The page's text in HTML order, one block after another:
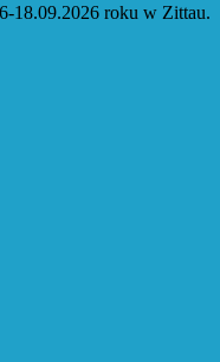
18.09.2026 roku w Zittau.